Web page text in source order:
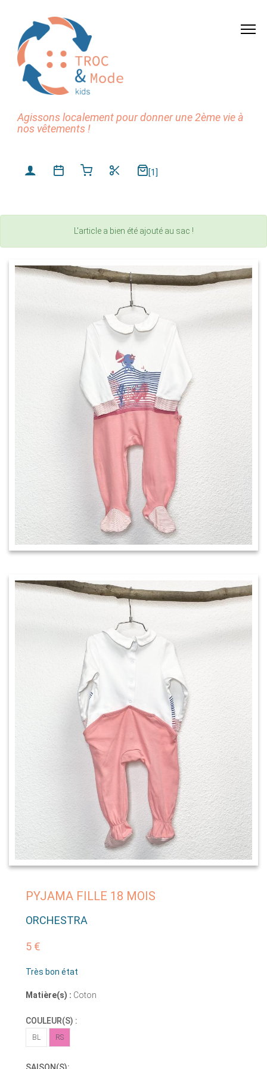
Agissons localement pour donner une 2ème vie à
nos vêtements !
[1]
L'article a bien été ajouté au sac !
PYJAMA FILLE 18 MOIS
ORCHESTRA
5 €
Très bon état
Matière(s) : Coton
COULEUR(S) :
BL RS